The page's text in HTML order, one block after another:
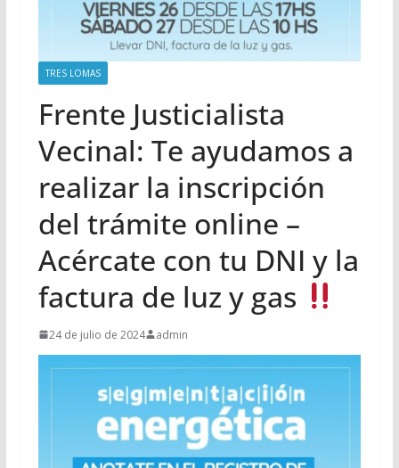
TRES LOMAS
Frente Justicialista
Vecinal: Te ayudamos a
realizar la inscripción
del trámite online –
Acércate con tu DNI y la
factura de luz y gas
24 de julio de 2024 admin